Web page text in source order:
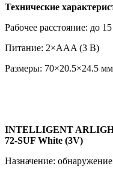
Технические
Рабочее расстояние: до
Питание: 2×AAA (3 В)
Размеры: 70×20.5×24.5
INTELLIGENT
72-SUF White (3V)
Назначение: